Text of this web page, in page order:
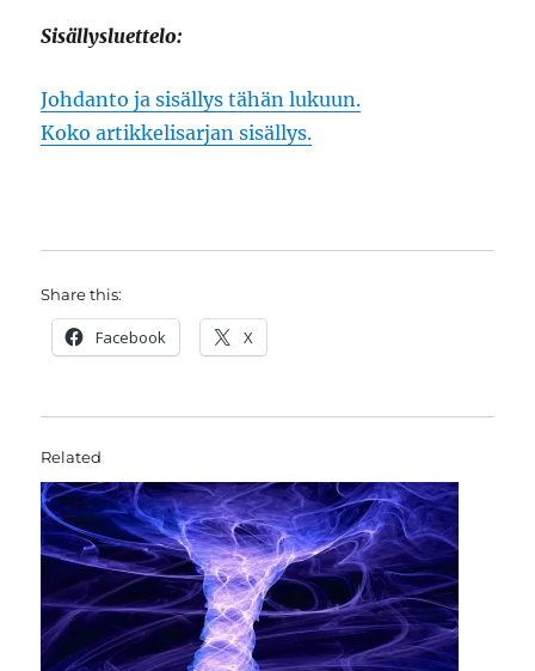
Sisällysluettelo:
Johdanto ja sisällys tähän lukuun.
Koko artikkelisarjan sisällys.
Share this:
Facebook X
Related